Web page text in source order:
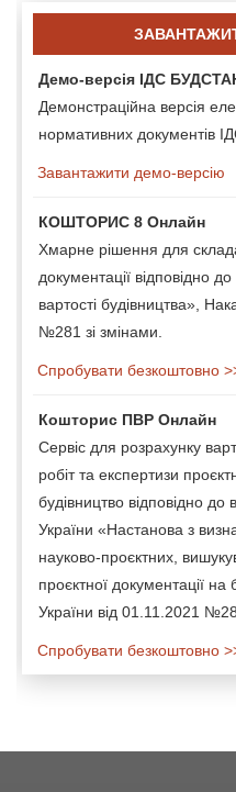
Демо-версія ІДС
Демонстраційна версія
нормативних документів
Завантажити демо-версію
КОШТОРИС 8 Онлайн
Хмарне рішення для
документації відповідно
вартості будівництва»,
№281 зі змінами.
Спробувати безкоштовно
Кошторис ПВР Онлайн
Сервіс для розрахунку
робіт та експертизи
будівництво відповідно
України «Настанова з
науково-проєктних,
проєктної документації на
України від 01.11.2021
Спробувати безкоштовно